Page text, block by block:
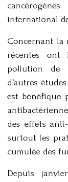
international
Concernant la
récentes
pollution de
d’autres
est bénéfique
des effets
surtout les
cumulée des
Depuis